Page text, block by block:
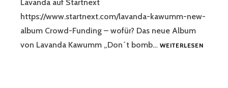
Lavanda auf Startnext
https://www.startnext.com/lavanda-kawumm-new-
album Crowd-Funding – wofür? Das neue Album
von Lavanda Kawumm „Don´t bomb… WEITERLESEN